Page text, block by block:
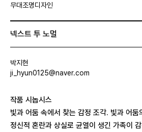
무대조명디자인
넥스트 투 노멀
박지현
ji_hyun0125@naver.com
작품 시놉시스
빛과 어둠 속에서 찾는 감정 조각. 빛과 어둠
정신적 혼란과 상실로 균열이 생긴 가족이